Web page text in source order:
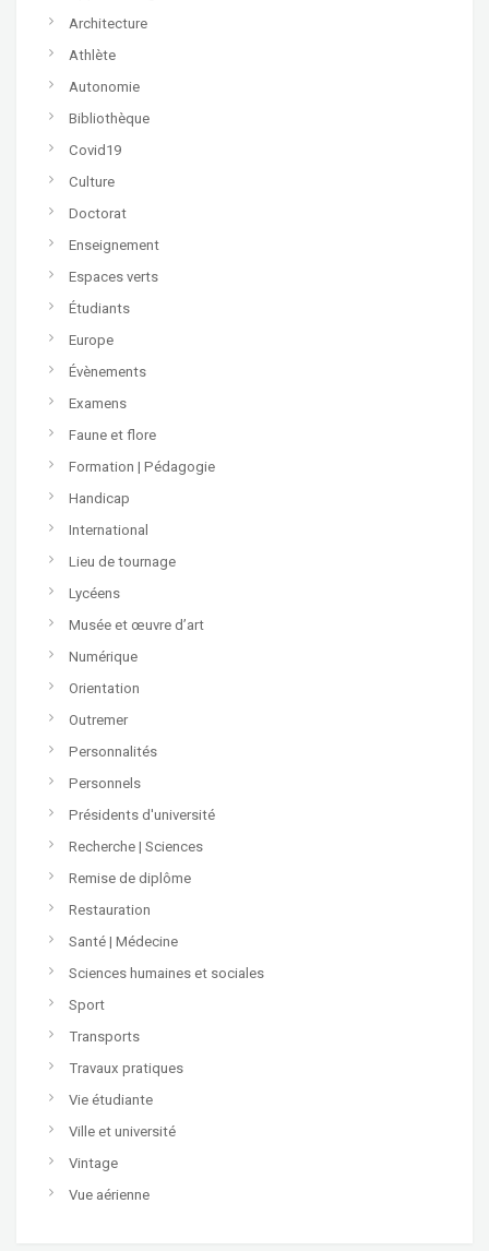
Architecture
Athlète
Autonomie
Bibliothèque
Covid19
Culture
Doctorat
Enseignement
Espaces verts
Étudiants
Europe
Évènements
Examens
Faune et flore
Formation | Pédagogie
Handicap
International
Lieu de tournage
Lycéens
Musée et œuvre d’art
Numérique
Orientation
Outremer
Personnalités
Personnels
Présidents d'université
Recherche | Sciences
Remise de diplôme
Restauration
Santé | Médecine
Sciences humaines et sociales
Sport
Transports
Travaux pratiques
Vie étudiante
Ville et université
Vintage
Vue aérienne